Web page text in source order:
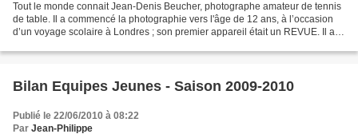
Tout le monde connait Jean-Denis Beucher, photographe amateur de tennis
de table. Il a commencé la photographie vers l'âge de 12 ans, à l’occasion
d’un voyage scolaire à Londres ; son premier appareil était un REVUE. Il a
Bilan Equipes Jeunes - Saison 2009-2010
Publié le 22/06/2010 à 08:22
Par Jean-Philippe